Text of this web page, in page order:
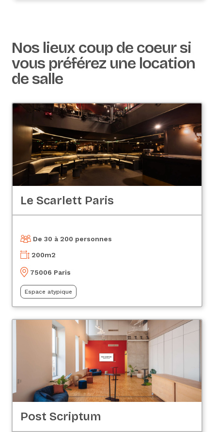
Nos lieux coup de coeur si
vous préférez une location
de salle
Le Scarlett Paris
De 30 à 200 personnes
200m2
75006 Paris
Espace atypique
Post Scriptum